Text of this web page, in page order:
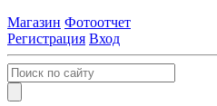
Магазин Фотоотчет
Регистрация Вход